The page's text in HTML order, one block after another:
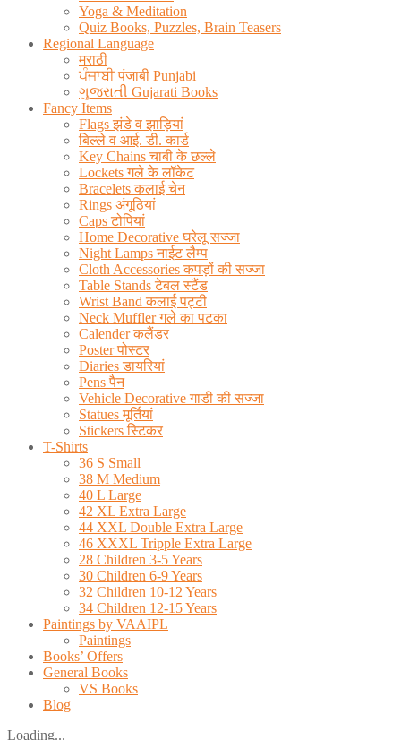
Yoga & Meditation
Quiz Books, Puzzles, Brain Teasers
Regional Language
मराठी
ਪੰਜਾਬੀ पंजाबी Punjabi
ગુજરાતી Gujarati Books
Fancy Items
Flags झंडे व झाड़ियां
बिल्ले व आई. डी. कार्ड
Key Chains चाबी के छल्ले
Lockets गले के लॉकेट
Bracelets कलाई चेन
Rings अंगूठियां
Caps टोपियां
Home Decorative घरेलू सज्जा
Night Lamps नाईट लैम्प
Cloth Accessories कपड़ों की सज्जा
Table Stands टेबल स्टैंड
Wrist Band कलाई पट्टी
Neck Muffler गले का पटका
Calender कलैंडर
Poster पोस्टर
Diaries डायरियां
Pens पैन
Vehicle Decorative गाडी की सज्जा
Statues मूर्तियां
Stickers स्टिकर
T-Shirts
36 S Small
38 M Medium
40 L Large
42 XL Extra Large
44 XXL Double Extra Large
46 XXXL Tripple Extra Large
28 Children 3-5 Years
30 Children 6-9 Years
32 Children 10-12 Years
34 Children 12-15 Years
Paintings by VAAIPL
Paintings
Books’ Offers
General Books
VS Books
Blog
Loading...